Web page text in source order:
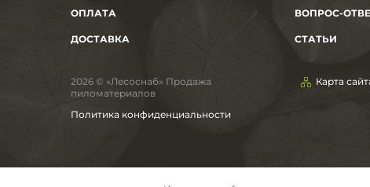
ОПЛАТА
ДОСТАВКА
ВОПРОС-
СТАТЬИ
2026 © «Лесоснаб» Продажа
пиломатериалов
Политика конфиденциальности
Карта